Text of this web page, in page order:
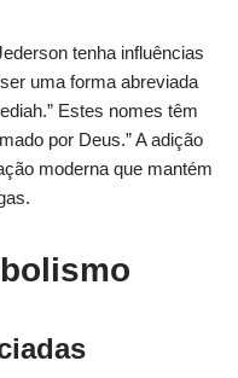
tenha influências
uma forma abreviada
Estes nomes têm
por Deus.” A adição
moderna que mantém